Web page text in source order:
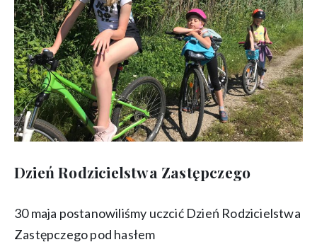
Dzień Rodzicielstwa Zastępczego
30 maja postanowiliśmy uczcić Dzień Rodzicielstwa
Zastępczego pod hasłem